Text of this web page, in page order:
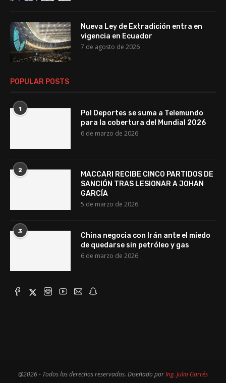
Nueva Ley de Extradición entra en
vigencia en Ecuador
7 de agosto de 2026
POPULAR POSTS
1
Pol Deportes se suma a Telemundo
para la cobertura del Mundial 2026
6 de marzo de 2026
2
MACCARI RECIBE CINCO PARTIDOS DE
SANCIÓN TRAS LESIONAR A JOHAN
GARCÍA
5 de marzo de 2026
3
China negocia con Irán ante el miedo
de quedarse sin petróleo y gas
6 de marzo de 2026
@2026 - Todos los derechos reservados. Diseñado porIng. Julio Garcés